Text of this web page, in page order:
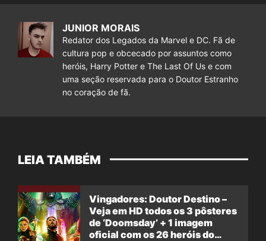
JUNIOR MORAIS
Redator dos Legados da Marvel e DC. Fã de
cultura pop e obcecado por assuntos como
heróis, Harry Potter e The Last Of Us e com
uma seção reservada para o Doutor Estranho
no coração de fã.
LEIA TAMBÉM
Vingadores: Doutor Destino –
Veja em HD todos os 3 pôsteres
de ‘Doomsday’ + 1 imagem
oficial com os 26 heróis do